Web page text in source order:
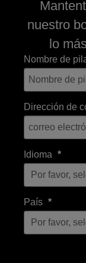
nuestro
lo
Nombre de
Dirección de
Idioma
País